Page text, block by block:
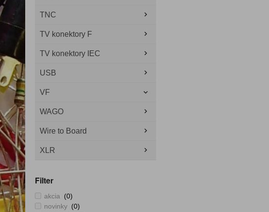
TNC
TV konektory F
TV konektory IEC
USB
VF
WAGO
Wire to Board
XLR
Filter
akcia
(0)
novinky (0)